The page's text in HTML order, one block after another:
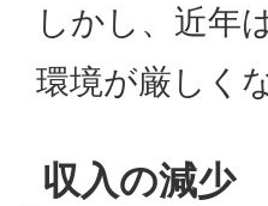
しかし、近年
環境が厳しく
収入の減少